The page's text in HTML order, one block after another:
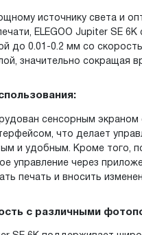
источнику света и
ELEGOO Jupiter SE 6K
до 0.01-0.2 мм со
значительно сокращая
сенсорным экраном
что делает
и удобным. Кроме того,
управление через
печать и вносить
с различными